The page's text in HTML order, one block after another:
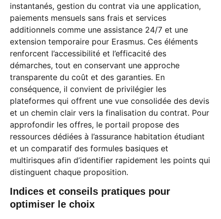
instantanés, gestion du contrat via une application,
paiements mensuels sans frais et services
additionnels comme une assistance 24/7 et une
extension temporaire pour Erasmus. Ces éléments
renforcent l’accessibilité et l’efficacité des
démarches, tout en conservant une approche
transparente du coût et des garanties. En
conséquence, il convient de privilégier les
plateformes qui offrent une vue consolidée des devis
et un chemin clair vers la finalisation du contrat. Pour
approfondir les offres, le portail propose des
ressources dédiées à l’assurance habitation étudiant
et un comparatif des formules basiques et
multirisques afin d’identifier rapidement les points qui
distinguent chaque proposition.
Indices et conseils pratiques pour
optimiser le choix